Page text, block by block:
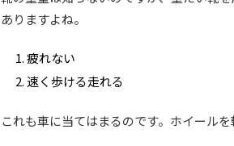
ありますよね。
疲れない
速く歩ける走れる
これも車に当てはまるのです。ホイール